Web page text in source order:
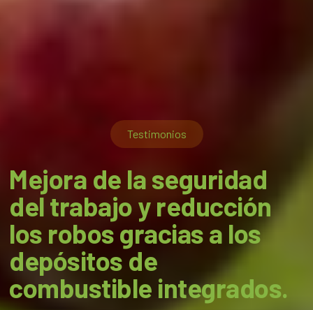
Testimonios
Mejora de la seguridad
del trabajo y reducción
los robos gracias a los
depósitos de
combustible integrados.